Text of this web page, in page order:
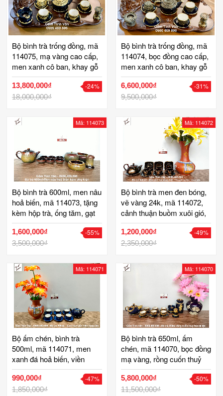
Bộ bình trà trống đồng, mã
114075, mạ vàng cao cấp,
men xanh cô ban, khay gỗ
hương di lặc, gốm bát tràng
13,800,000₫
18,000,000₫
-24%
Bộ bình trà trống đồng, mã
114074, bọc đồng cao cấp,
men xanh cô ban, khay gỗ
hương di lặc, gốm bát tràng
6,600,000₫
9,500,000₫
-31%
Mã: 114073
Bộ bình trà 600ml, men nâu
hoả biến, mã 114073, tặng
kèm hộp trà, ống tăm, gạt
tàn, bình chuyên trà, ấm
chén gốm bát tràng tinh vân
1,600,000₫
3,500,000₫
-55%
Mã: 114072
Bộ bình trà men đen bóng,
vẽ vàng 24k, mã 114072,
cảnh thuận buồm xuôi gió,
ấm chén 500ml gốm bát
tràng tinh vân
1,200,000₫
2,350,000₫
-49%
Mã: 114071
Bộ ấm chén, bình trà
500ml, mã 114071, men
xanh đá hoả biến, viền
vàng 24k cao cấp, gốm sứ
bát tràng tinh vân
990,000₫
1,850,000₫
-47%
Mã: 114070
Bộ bình trà 650ml, ấm
chén, mã 114070, bọc đồng
mạ vàng, rồng cuốn thuỷ
hút tài lộc, lưỡng long chầu
nguyệt, men xanh đen,
gốm bát tràng cao cấp
5,800,000₫
11,500,000₫
-50%